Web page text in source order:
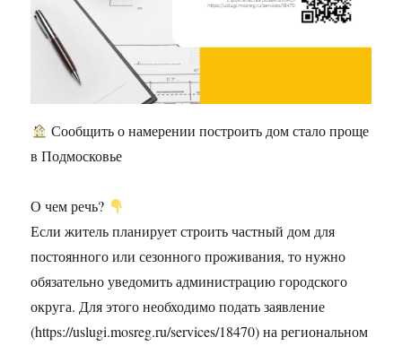
Сообщить о намерении построить дом стало проще
в Подмосковье
О чем речь?
Если житель планирует строить частный дом для
постоянного или сезонного проживания, то нужно
обязательно уведомить администрацию городского
округа. Для этого необходимо подать заявление
(https://uslugi.mosreg.ru/services/18470) на региональном